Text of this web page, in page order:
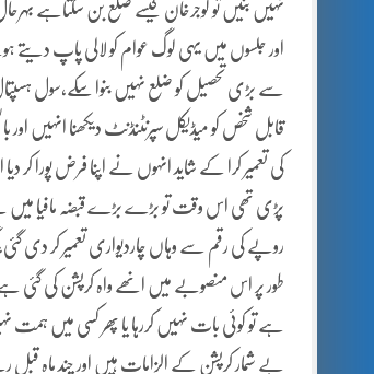
نہیں بنیں تو گوجرخان کیسے ضلع بن سکتاہے
اور جلسوں میں یہی لوگ عوام کو لالی پاپ
سے بڑی تحصیل کو ضلع نہیں بنوا سکے،سول
قابل شخص کو میڈیکل سپرنٹنڈنٹ دیکھنا انہیں اور
کی تعمیر کرا کے شاید انہوں نے اپنا فرض پورا
پڑی تھی اس وقت تو بڑے بڑے قبضہ مافیا میں سے
طور پر اس منصوبے میں انھے واہ کرپشن کی گئی
ہے تو کوئی بات نہیں کررہا یا پھر کسی میں ہمت
بے شمار کرپشن کے الزامات ہیں اور چند ماہ قبل